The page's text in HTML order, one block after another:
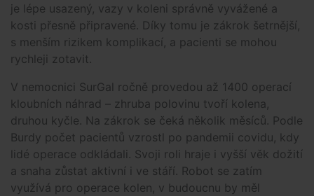
je lépe usazený, vazy v koleni správně vyvážené a
kosti přesně připravené. Díky tomu je zákrok šetrnější,
s menším rizikem komplikací, a pacienti se mohou
rychleji zotavit.
V nemocnici SurGal ročně provedou až 1400 operací
kloubních náhrad – zhruba polovinu tvoří kolena,
druhou kyčle. Na zákrok se čeká několik měsíců. Podle
Burdy počet pacientů vzrostl po pandemii covidu, kdy
lidé operace odkládali. Svoji roli hraje i vyšší věk dožití
a snaha zůstat aktivní i ve stáří. Robot se zatím
využívá pro operace kolen, v budoucnu by měl